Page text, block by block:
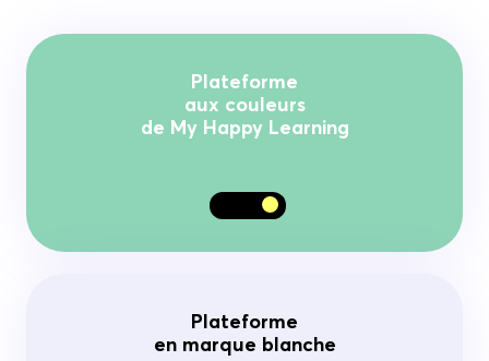
Plateforme
aux couleurs
de My Happy Learning
Plateforme
en marque blanche